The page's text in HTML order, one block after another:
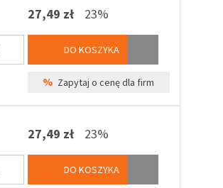
27,49 zł 23%
DO KOSZYKA
% Zapytaj o cenę dla firm
27,49 zł 23%
DO KOSZYKA